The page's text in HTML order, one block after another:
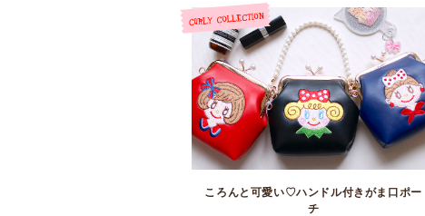
ころんと可愛い♡ハンドル付きがま口ポー
チ